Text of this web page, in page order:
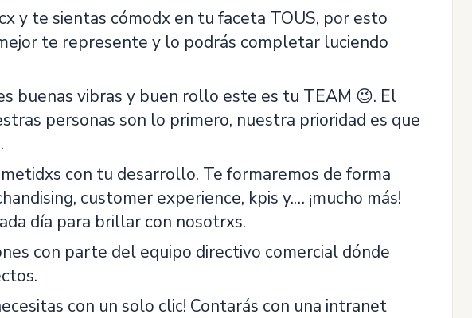
y te sientas cómodx en tu faceta TOUS, por esto
te represente y lo podrás completar luciendo
buenas vibras y buen rollo este es tu TEAM 😉. El
personas son lo primero, nuestra prioridad es que
con tu desarrollo. Te formaremos de forma
customer experience, kpis y.… ¡mucho más!
día para brillar con nosotrxs.
con parte del equipo directivo comercial dónde
con un solo clic! Contarás con una intranet